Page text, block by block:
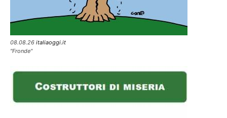
08.08.26 italiaoggi.it
"Fronde"